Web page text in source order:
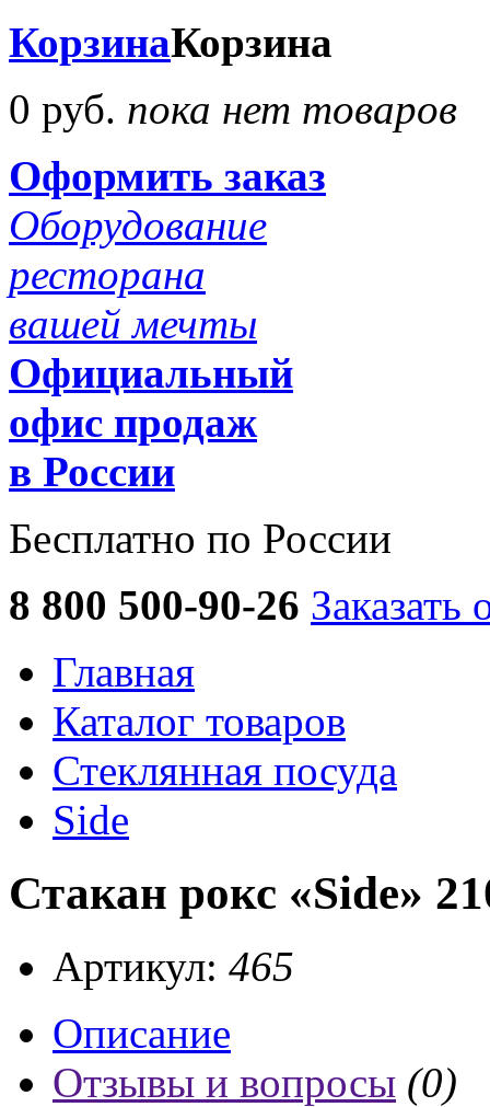
КорзинаКорзина
0 руб. пока нет товаров
Оформить заказ
Оборудование
ресторана
вашей мечты
Официальный
офис продаж
в России
Бесплатно по России
8 800 500-90-26 Заказать
Главная
Каталог товаров
Стеклянная посуда
Side
Стакан рокс «Side»
Артикул: 465
Описание
Отзывы и вопросы (0)